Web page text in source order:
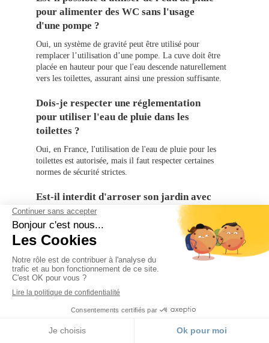
Appeler Localisation
pour alimenter des WC sans l'usage
d'une pompe ?
Oui, un système de gravité peut être utilisé pour
remplacer l’utilisation d’une pompe. La cuve doit être
placée en hauteur pour que l'eau descende naturellement
vers les toilettes, assurant ainsi une pression suffisante.
Dois-je respecter une réglementation
pour utiliser l'eau de pluie dans les
toilettes ?
Oui, en France, l'utilisation de l'eau de pluie pour les
toilettes est autorisée, mais il faut respecter certaines
normes de sécurité strictes.
Est-il interdit d'arroser son jardin avec
de l'eau de pluie récupérée ?
Non, il n’est pas interdit d’arroser son jardin avec de
l’eau de pluie récupérée. L'utilisation de l'eau de pluie
pour arroser les jardins est encouragée car elle permet de
conserver l'eau potable.
Quels sont les avantages d'un
l'arrosage du jardin ?
Un récupérateur d'eau de pluie réduit la consommation